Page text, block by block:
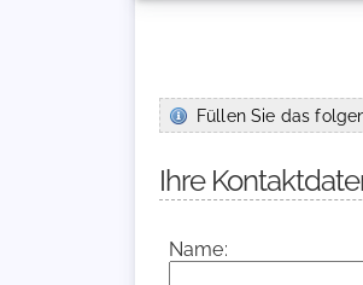
Füllen Sie das
Ihre
Name: